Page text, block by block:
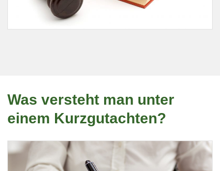
Was versteht man unter
einem Kurzgutachten?